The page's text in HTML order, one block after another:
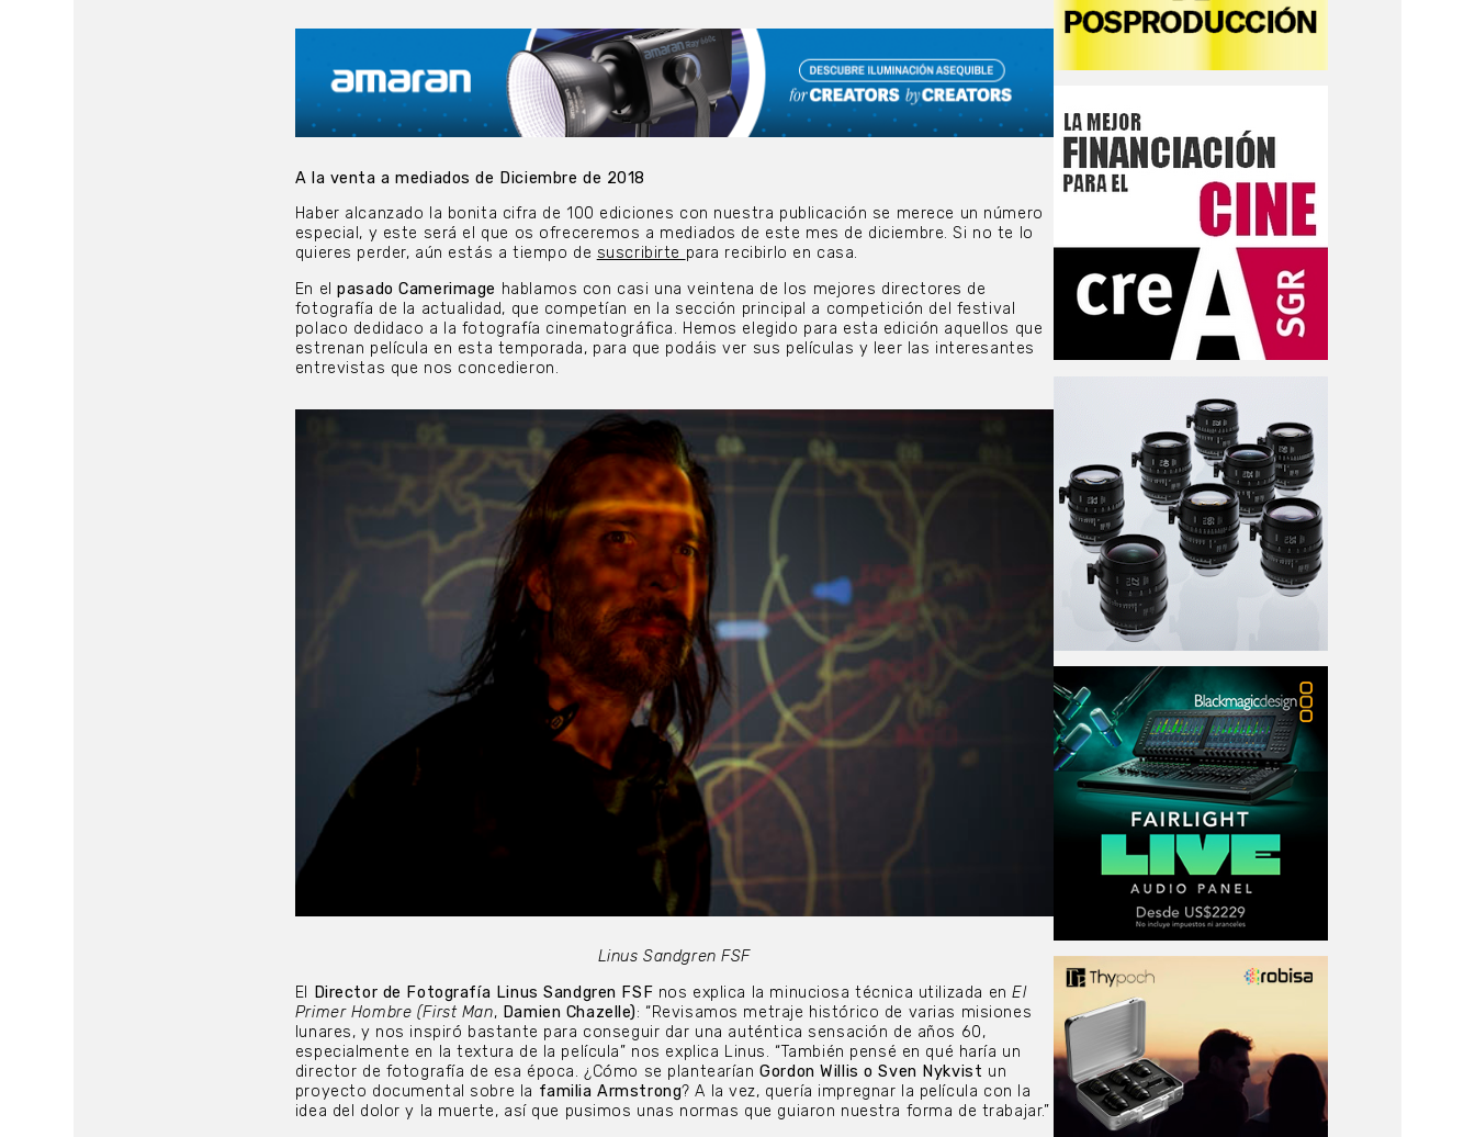
A la venta a mediados de Diciembre de 2018
Haber alcanzado la bonita cifra de 100 ediciones con nuestra publicación se merece un número
especial, y este será el que os ofreceremos a mediados de este mes de diciembre. Si no te lo
quieres perder, aún estás a tiempo de suscribirte para recibirlo en casa.
En elpasado Camerimage hablamos con casi una veintena de los mejores directores de
fotografía de la actualidad, que competían en la sección principal a competición del festival
polaco dedidaco a la fotografía cinematográfica. Hemos elegido para esta edición aquellos que
estrenan película en esta temporada, para que podáis ver sus películas y leer las interesantes
entrevistas que nos concedieron.
Linus Sandgren FSF
El
Director de Fotografía Linus Sandgren FSF nos explica la minuciosa técnica utilizada enEl
Primer Hombre (First Man, Damien Chazelle): “Revisamos metraje histórico de varias misiones
lunares, y nos inspiró bastante para conseguir dar una auténtica sensación de años 60,
especialmente en la textura de la película” nos explica Linus. “También pensé en qué haría un
director de fotografía de esa época. ¿Cómo se plantearíanGordon Willis o Sven Nykvist un
proyecto documental sobre la familia Armstrong? A la vez, quería impregnar la película con la
idea del dolor y la muerte, así que pusimos unas normas que guiaron nuestra forma de trabajar.”